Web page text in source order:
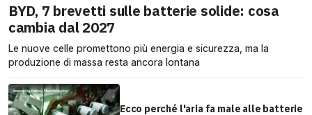
BYD, 7 brevetti sulle batterie solide: cosa
cambia dal 2027
Le nuove celle promettono più energia e sicurezza, ma la
produzione di massa resta ancora lontana
Ecco perché l'aria fa male alle batterie